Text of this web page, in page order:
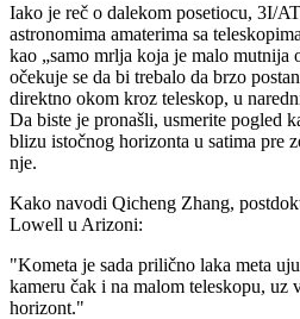
Iako je reč o dalekom posetiocu, 3I/
astronomima amaterima sa
kao „samo mrlja koja je malo mutnija
očekuje se da bi trebalo da brzo
direktno okom kroz teleskop, u
Da biste je pronašli, usmerite pogled
blizu istočnog horizonta u satima pre
nje.
Kako navodi Qicheng Zhang,
Lowell u Arizoni:
"Kometa je sada prilično laka meta
kameru čak i na malom teleskopu, uz
horizont."